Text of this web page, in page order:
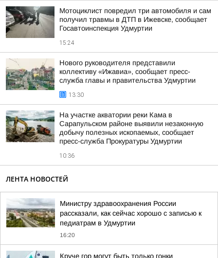
Мотоциклист повредил три автомобиля и сам
получил травмы в ДТП в Ижевске, сообщает
Госавтоинспекция Удмуртии
15:24
Нового руководителя представили
коллективу «Ижавиа», сообщает пресс-
служба главы и правительства Удмуртии
13:30
На участке акватории реки Кама в
Сарапульском районе выявили незаконную
добычу полезных ископаемых, сообщает
пресс-служба Прокуратуры Удмуртии
10:36
ЛЕНТА НОВОСТЕЙ
Министру здравоохранения России
рассказали, как сейчас хорошо с записью к
педиатрам в Удмуртии
16:20
Круче гор могут быть только гонки